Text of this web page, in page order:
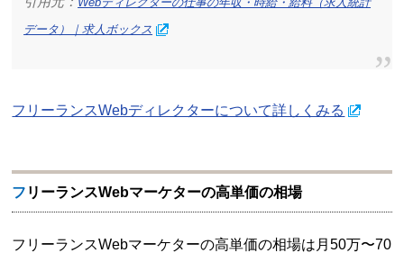
データ）｜求人ボックス
フリーランスWebディレクターについて詳しくみる
フリーランスWebマーケターの高単価の相場
フリーランスWebマーケターの高単価の相場は月50万〜70